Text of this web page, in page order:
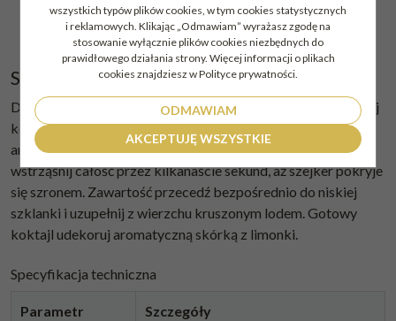
0,5 ml syropu migdałowego
Skórka z limonki (do dekoracji)
Sposób przygotowania:
Do szejkera barmańskiego wypełnionego kostkami lodu wlej
kolejno: likier pomarańczowy, koniak (lub rum), sok
ananasowy, sok z limonki oraz syrop migdałowy. Mocno
wstrząśnij całość przez kilkanaście sekund, aż szejker pokryje
się szronem. Zawartość przecedź bezpośrednio do niskiej
szklanki i uzupełnij z wierzchu kruszonym lodem. Gotowy
koktajl udekoruj aromatyczną skórką z limonki.
Specyfikacja techniczna
Parametr Szczegóły
wszystkich typów plików cookies, w tym cookies statystycznych
i reklamowych. Klikając „Odmawiam” wyrażasz zgodę na
stosowanie wyłącznie plików cookies niezbędnych do
prawidłowego działania strony. Więcej informacji o plikach
cookies znajdziesz w Polityce prywatności.
ODMAWIAM
AKCEPTUJĘ WSZYSTKIE